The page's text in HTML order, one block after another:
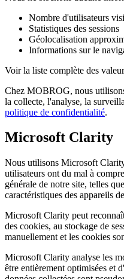
Nombre d'utilisateurs
Statistiques des sessions
Géolocalisation
Informations sur le
Voir la liste complète des
Chez MOBROG, nous
la collecte, l'analyse, la
politique de confidentialité.
Microsoft Clarity
Nous utilisons Microsoft
utilisateurs ont du mal à
générale de notre site, telles
caractéristiques des appareils
Microsoft Clarity peut
des cookies, au stockage de
manuellement et les cookies
Microsoft Clarity analyse les
être entièrement optimisées et